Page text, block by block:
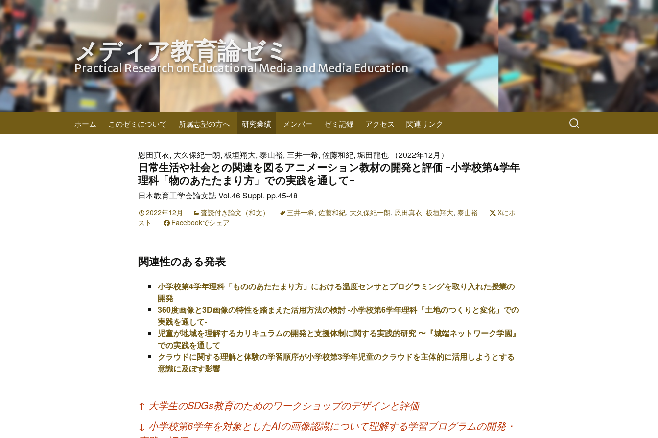
メディア教育論ゼミ
Practical Research on Educational Media and Media Education
ホーム このゼミについて 所属志望の方へ 研究業績 メンバー ゼミ記録 アクセス 関連リンク
検
索:
恩田真衣, 大久保紀一朗, 板垣翔大, 泰山裕, 三井一希, 佐藤和紀, 堀田龍也 （2022年12月）
日常生活や社会との関連を図るアニメーション教材の開発と評価 -小学校第4学年
理科「物のあたたまり方」での実践を通して-
日本教育工学会論文誌 Vol.46 Suppl. pp.45-48
2022年12月 査読付き論文（和文） 三井一希, 佐藤和紀, 大久保紀一朗, 恩田真衣, 板垣翔大, 泰山裕
Xにポ
スト
Facebookでシェア
関連性のある発表
小学校第4学年理科「もののあたたまり方」における温度センサとプログラミングを取り入れた授業の
開発
360度画像と3D画像の特性を踏まえた活用方法の検討 -小学校第6学年理科「土地のつくりと変化」での
実践を通して-
児童が地域を理解するカリキュラムの開発と支援体制に関する実践的研究 〜『城端ネットワーク学園』
での実践を通して
クラウドに関する理解と体験の学習順序が小学校第3学年児童のクラウドを主体的に活用しようとする
意識に及ぼす影響
↑ 大学生のSDGs教育のためのワークショップのデザインと評価
↓ 小学校第6学年を対象としたAIの画像認識について理解する学習プログラムの開発・